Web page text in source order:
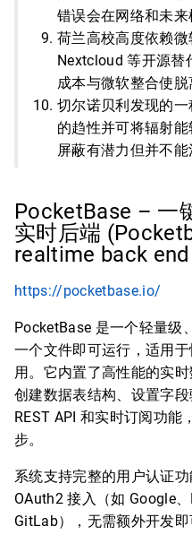
错误会在网络和未来
荷兰高校高度依赖
Nextcloud 等开源替
成本与微软整合使脱
切尔诺贝利发现的
的趋性并可将辐射
屏蔽有潜力但并不能
PocketBase – 一
实时后端
realtime back
https://pocketbase.io/
PocketBase 是一个轻量级
一个文件即可运行，适用
用。它内置了高性能的实
创建数据表结构、设置字
REST API 和实时订阅功能
步。
系统支持完整的用户认证功
OAuth2 接入（如 Google
GitLab），无需额外开发即